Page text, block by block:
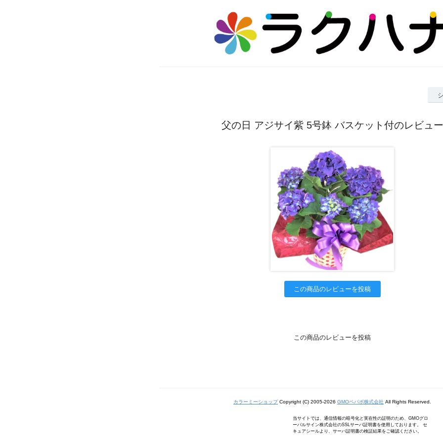
父の日 アジサイ紫 5号鉢 バスケット付のレビュー
この商品のレビューを投稿
この商品のレビューを投稿
カラーミーショップCopyright (C) 2005-2026 GMOペパボ株式会社 All Rights Reserved.
当サイトでは、通信情報の暗号化と実在性の証明のため、GMOグロ
ーバルサイン株式会社のSSLサーバ証明書を使用しております。 セ
キュアシールより、サーバ証明書の検証結果をご確認ください。